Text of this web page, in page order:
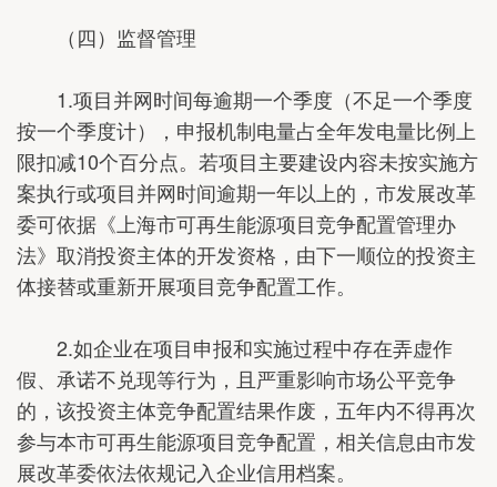
（四）监督管理
1.项目并网时间每逾期一个季度（不足一个季度
按一个季度计），申报机制电量占全年发电量比例上
限扣减10个百分点。若项目主要建设内容未按实施方
案执行或项目并网时间逾期一年以上的，市发展改革
委可依据《上海市可再生能源项目竞争配置管理办
法》取消投资主体的开发资格，由下一顺位的投资主
体接替或重新开展项目竞争配置工作。
2.如企业在项目申报和实施过程中存在弄虚作
假、承诺不兑现等行为，且严重影响市场公平竞争
的，该投资主体竞争配置结果作废，五年内不得再次
参与本市可再生能源项目竞争配置，相关信息由市发
展改革委依法依规记入企业信用档案。